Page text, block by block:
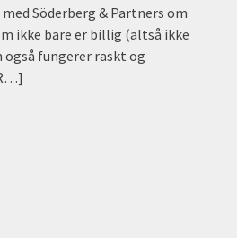
Söderberg & Partners om
ikke bare er billig (altså ikke
også fungerer raskt og